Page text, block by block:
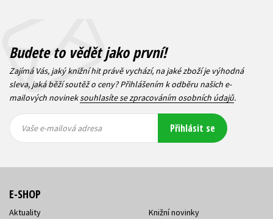
Budete to vědět jako první!
Zajímá Vás, jaký knižní hit právě vychází, na jaké zboží je výhodná
sleva, jaká běží soutěž o ceny? Přihlášením k odběru našich e-
mailových novineksouhlasíte se zpracováním osobních údajů.
mailová
mailová
Vaše e-mailová adresa Přihlásit se
E-SHOP
Aktuality
Knižní novinky